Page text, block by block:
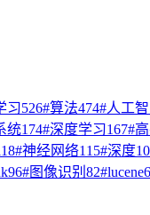
习526#算法474#人工
统174#深度学习167#
#神经网络115#深度
96#图像识别 82#lucene